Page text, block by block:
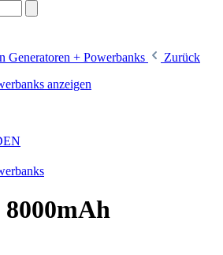
Generatoren + Powerbanks
Zurück
anzeigen